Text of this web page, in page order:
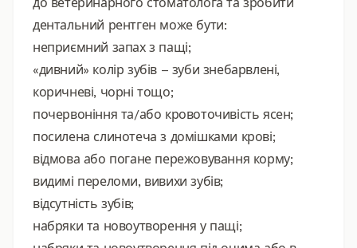
дентальний рентген може бути:
неприємний запах з пащі;
«дивний» колір зубів – зуби знебарвлені,
коричневі, чорні тощо;
почервоніння та/або кровоточивість ясен;
посилена слинотеча з домішками крові;
відмова або погане пережовування корму;
видимі переломи, вивихи зубів;
відсутність зубів;
набряки та новоутворення у пащі;